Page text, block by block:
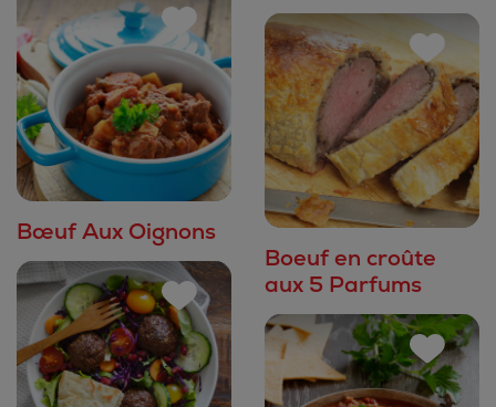
Bœuf Aux Oignons
Boeuf en croûte
aux 5 Parfums